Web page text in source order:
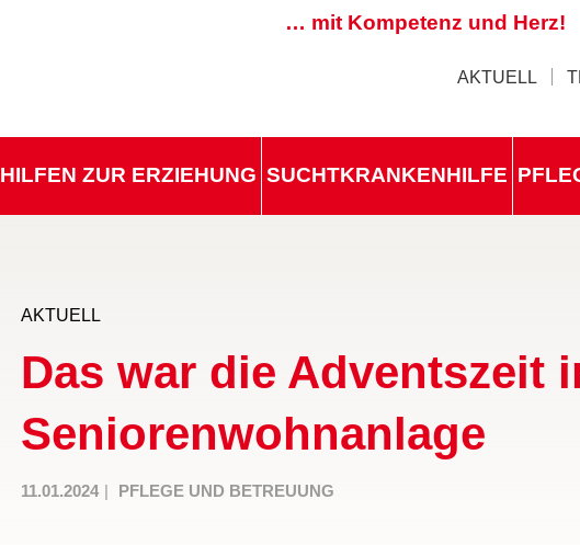
… mit Kompetenz und Herz!
AKTUELL
HILFEN ZUR ERZIEHUNG SUCHTKRANKENHILFE
AKTUELL
Das war die Adventszeit
Seniorenwohnanlage
11.01.2024 PFLEGE UND BETREUUNG